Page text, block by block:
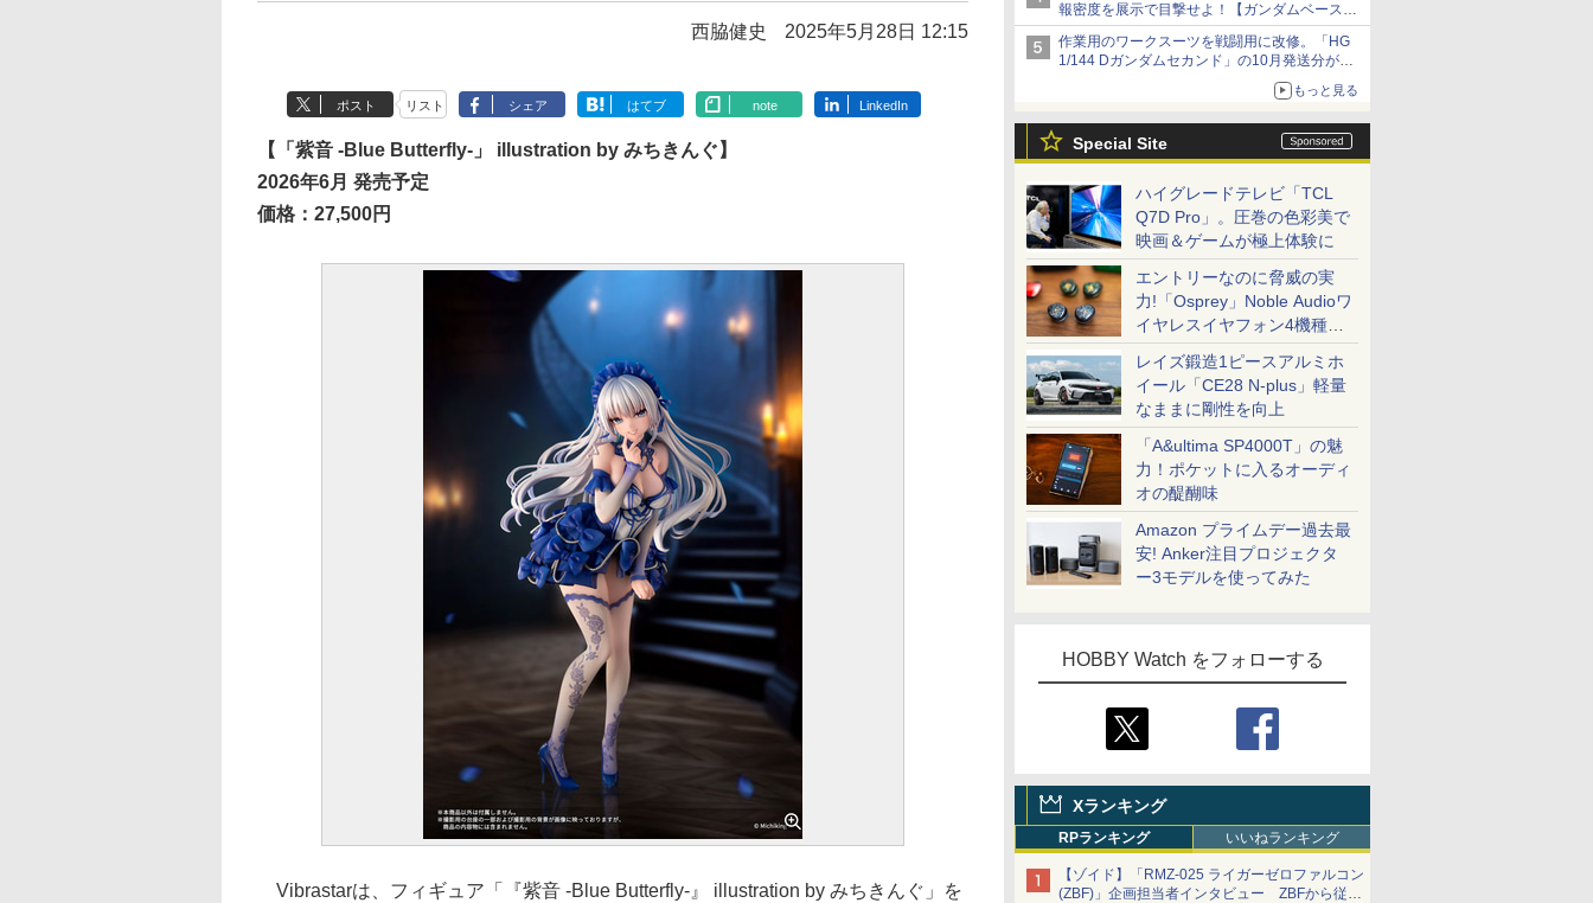
報密度を展示で目撃せよ！【ガンダムベース撮
り下ろし】
作業用のワークスーツを戦闘用に改修。「HG
1/144 Dガンダムセカンド」の10月発送分が予
約受付中【ガンダムベース撮り下ろし】
もっと見る
Special Site
ハイグレードテレビ「TCL
Q7D Pro」。圧巻の色彩美で
映画＆ゲームが極上体験に
エントリーなのに脅威の実
力!「Osprey」Noble Audioワ
イヤレスイヤフォン4機種を
一気に聴く
レイズ鍛造1ピースアルミホ
イール「CE28 N-plus」軽量
なままに剛性を向上
「A&ultima SP4000T」の魅
力！ポケットに入るオーディ
オの醍醐味
Amazon プライムデー過去最
安! Anker注目プロジェクタ
ー3モデルを使ってみた
HOBBY Watch をフォローする
Xランキング
RPランキング いいねランキング
【ゾイド】「RMZ-025 ライガーゼロファルコン
(ZBF)」企画担当者インタビュー ZBFから従来
西脇健史 2025年5月28日 12:15
ポスト リスト シェア はてブ note LinkedIn
【「紫音 -Blue Butterfly-」 illustration by みちきんぐ】
2026年6月 発売予定
価格：27,500円
Vibrastarは、フィギュア「『紫音 -Blue Butterfly-』 illustration by みちきんぐ」を